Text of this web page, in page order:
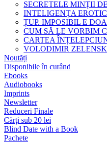
SECRETELE MINȚII
INTELIGENȚA
ȚUP. IMPOSIBIL E
CUM SĂ LE VORBIM
CARTEA
VOLODIMIR
Noutăți
Disponibile în curând
Ebooks
Audiobooks
Imprints
Newsletter
Reduceri Finale
Cărți sub 20 lei
Blind Date with a Book
Pachete